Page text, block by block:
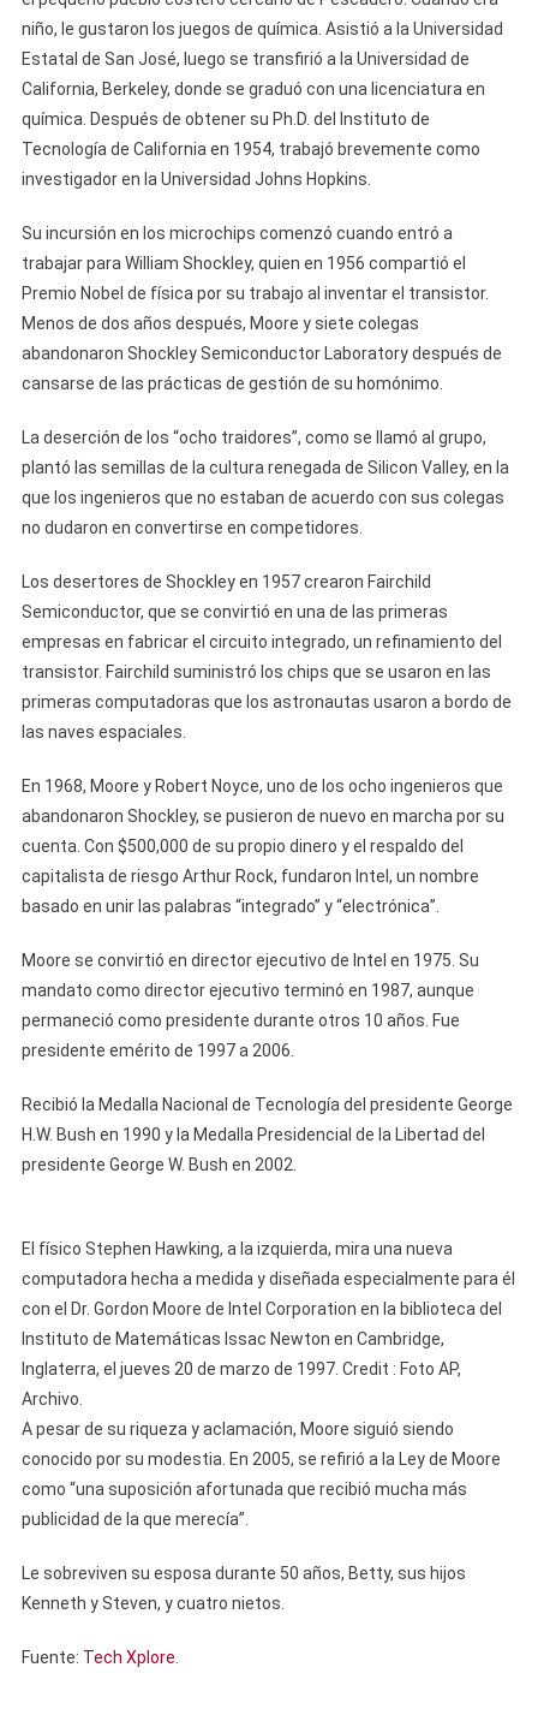
niño, le gustaron los juegos de química. Asistió a la Universidad
Estatal de San José, luego se transfirió a la Universidad de
California, Berkeley, donde se graduó con una licenciatura en
química. Después de obtener su Ph.D. del Instituto de
Tecnología de California en 1954, trabajó brevemente como
investigador en la Universidad Johns Hopkins.
Su incursión en los microchips comenzó cuando entró a
trabajar para William Shockley, quien en 1956 compartió el
Premio Nobel de física por su trabajo al inventar el transistor.
Menos de dos años después, Moore y siete colegas
abandonaron Shockley Semiconductor Laboratory después de
cansarse de las prácticas de gestión de su homónimo.
La deserción de los “ocho traidores”, como se llamó al grupo,
plantó las semillas de la cultura renegada de Silicon Valley, en la
que los ingenieros que no estaban de acuerdo con sus colegas
no dudaron en convertirse en competidores.
Los desertores de Shockley en 1957 crearon Fairchild
Semiconductor, que se convirtió en una de las primeras
empresas en fabricar el circuito integrado, un refinamiento del
transistor. Fairchild suministró los chips que se usaron en las
primeras computadoras que los astronautas usaron a bordo de
las naves espaciales.
En 1968, Moore y Robert Noyce, uno de los ocho ingenieros que
abandonaron Shockley, se pusieron de nuevo en marcha por su
cuenta. Con $500,000 de su propio dinero y el respaldo del
capitalista de riesgo Arthur Rock, fundaron Intel, un nombre
basado en unir las palabras “integrado” y “electrónica”.
Moore se convirtió en director ejecutivo de Intel en 1975. Su
mandato como director ejecutivo terminó en 1987, aunque
permaneció como presidente durante otros 10 años. Fue
presidente emérito de 1997 a 2006.
Recibió la Medalla Nacional de Tecnología del presidente George
H.W. Bush en 1990 y la Medalla Presidencial de la Libertad del
presidente George W. Bush en 2002.
El físico Stephen Hawking, a la izquierda, mira una nueva
computadora hecha a medida y diseñada especialmente para él
con el Dr. Gordon Moore de Intel Corporation en la biblioteca del
Instituto de Matemáticas Issac Newton en Cambridge,
Inglaterra, el jueves 20 de marzo de 1997. Credit : Foto AP,
Archivo.
A pesar de su riqueza y aclamación, Moore siguió siendo
conocido por su modestia. En 2005, se refirió a la Ley de Moore
como “una suposición afortunada que recibió mucha más
publicidad de la que merecía”.
Le sobreviven su esposa durante 50 años, Betty, sus hijos
Kenneth y Steven, y cuatro nietos.
Fuente: Tech Xplore